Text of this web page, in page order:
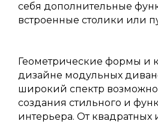
себя дополнительные
встроенные столики или
Геометрические формы и
дизайне модульных
широкий спектр
создания стильного и
интерьера. От